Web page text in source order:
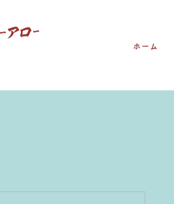
ホーム